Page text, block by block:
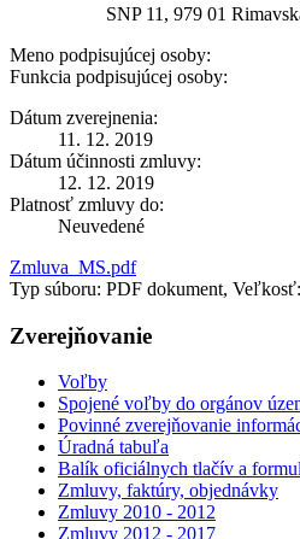
SNP 11, 979 01
Meno podpisujúcej osoby:
Funkcia podpisujúcej osoby:
Dátum zverejnenia:
11. 12. 2019
Dátum účinnosti zmluvy:
12. 12. 2019
Platnosť zmluvy do:
Neuvedené
Zmluva_MS.pdf
Typ súboru: PDF dokument,
Zverejňovanie
Voľby
Spojené voľby do orgánov
Povinné zverejňovanie
Úradná tabuľa
Balík oficiálnych tlačív a
Zmluvy, faktúry, objednávky
Zmluvy 2010 - 2012
Zmluvy 2012 - 2017